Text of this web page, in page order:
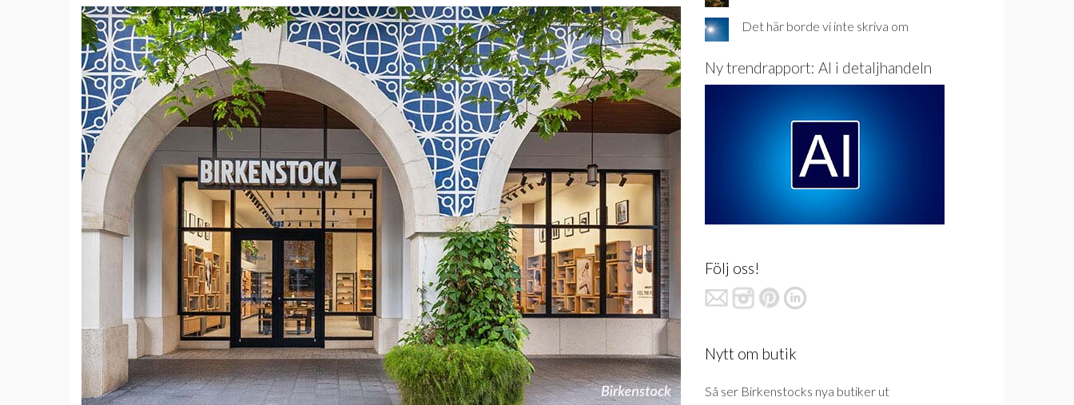
Det här borde vi inte skriva om
Ny trendrapport: AI i detaljhandeln
Följ oss!
Nytt om butik
Så ser Birkenstocks nya butiker ut